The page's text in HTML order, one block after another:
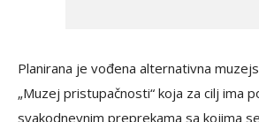
Planirana je vođena alternativna
„Muzej pristupačnosti“ koja za cilj ima
svakodnevnim preprekama sa kojima